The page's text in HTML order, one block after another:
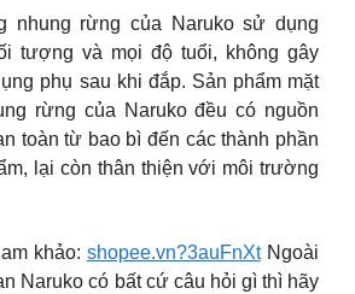
nhung rừng của Naruko sử dụng
tượng và mọi độ tuổi, không gây
phụ sau khi đắp. Sản phẩm mặt
rừng của Naruko đều có nguồn
toàn từ bao bì đến các thành phần
lại còn thân thiện với môi trường
khảo: shopee.vn?3auFnXtNgoài
Naruko có bất cứ câu hỏi gì thì hãy